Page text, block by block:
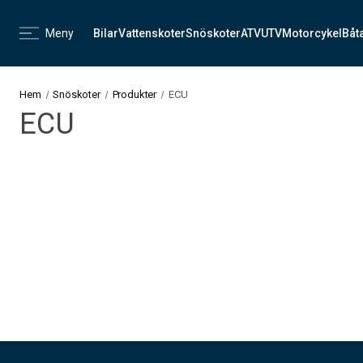
Meny BilarVattenskoterSnöskoterATVUTVMotorcykel
Hem Snöskoter Produkter ECU
ECU